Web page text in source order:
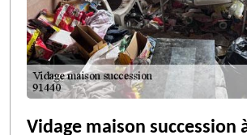
Vidage maison succession